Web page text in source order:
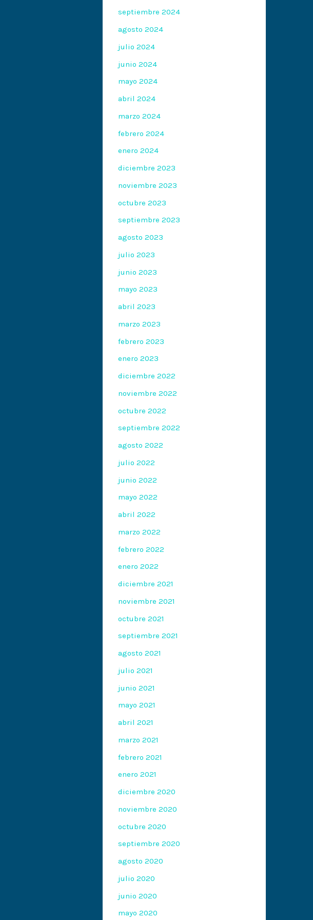
septiembre 2024
agosto 2024
julio 2024
junio 2024
mayo 2024
abril 2024
marzo 2024
febrero 2024
enero 2024
diciembre 2023
noviembre 2023
octubre 2023
septiembre 2023
agosto 2023
julio 2023
junio 2023
mayo 2023
abril 2023
marzo 2023
febrero 2023
enero 2023
diciembre 2022
noviembre 2022
octubre 2022
septiembre 2022
agosto 2022
julio 2022
junio 2022
mayo 2022
abril 2022
marzo 2022
febrero 2022
enero 2022
diciembre 2021
noviembre 2021
octubre 2021
septiembre 2021
agosto 2021
julio 2021
junio 2021
mayo 2021
abril 2021
marzo 2021
febrero 2021
enero 2021
diciembre 2020
noviembre 2020
octubre 2020
septiembre 2020
agosto 2020
julio 2020
junio 2020
mayo 2020